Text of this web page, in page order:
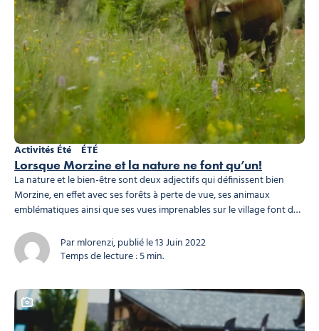
Lorsque Morzine et la nature ne font qu’un!
Activités Été
ÉTÉ
La nature et le bien-être sont deux adjectifs qui définissent bien
Morzine, en effet avec ses forêts à perte de vue, ses animaux
emblématiques ainsi que ses vues imprenables sur le village font de
la tranquillité. Cet été, nous souhaitons vous...
Par mlorenzi, publié le 13 Juin 2022
Temps de lecture : 5 min.
Ce contenu contient une galerie photo